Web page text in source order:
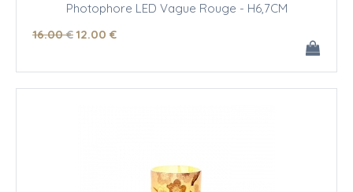
Photophore LED Vague Rouge - H6,7CM
16.00 €12.00 €